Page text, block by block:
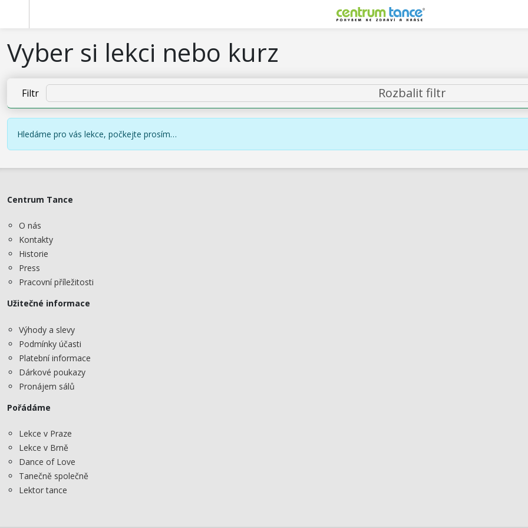
Vyber si lekci nebo kurz
Filtr Rozbalit filtr
Hledáme pro vás lekce, počkejte prosím…
Centrum Tance
O nás
Kontakty
Historie
Press
Pracovní příležitosti
Užitečné informace
Výhody a slevy
Podmínky účasti
Platební informace
Dárkové poukazy
Pronájem sálů
Pořádáme
Lekce v Praze
Lekce v Brně
Dance of Love
Tanečně společně
Lektor tance